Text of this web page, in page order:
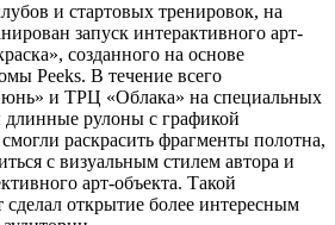
и стартовых тренировок, на
запуск интерактивного арт-
созданного на основе
Peeks. В течение всего
и ТРЦ «Облака» на специальных
длинные рулоны с графикой
раскрасить фрагменты полотна,
с визуальным стилем автора и
арт-объекта. Такой
открытие более интересным